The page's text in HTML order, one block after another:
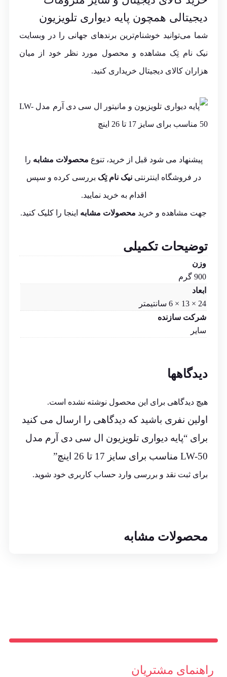
دیجیتالی همچون پایه دیواری تلویزیون
شما می‌توانید خوشنام‌ترین برندهای جهانی را در وبسایت
نیک نام تِک مشاهده و محصول مورد نظر خود از میان
هزاران کالای دیجیتال خریداری کنید.
پیشنهاد می شود قبل از خرید، تنوع محصولات مشابه را
در فروشگاه اینترنتینیک نام تِک بررسی کرده و سپس
اقدام به خرید نمایید.
جهت مشاهده و خرید محصولات مشابه اینجا را کلیک کنید.
توضیحات تکمیلی
وزن
900 گرم
ابعاد
24 × 13 × 6 سانتیمتر
شرکت سازنده
سایر
دیدگاهها
هیچ دیدگاهی برای این محصول نوشته نشده است.
اولین نفری باشید که دیدگاهی را ارسال می کنید
برای “پایه دیواری تلویزیون ال سی دی آرم مدل
LW-50 مناسب برای سایز 17 تا 26 اینچ”
برای ثبت نقد و بررسی وارد حساب کاربری خود شوید.
محصولات مشابه
راهنمای مشتریان